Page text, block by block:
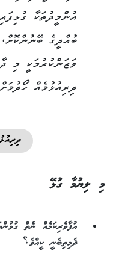
އުންމީދުތަކާ
ބުއްދީގެ
ވަޒަންކުރުމަކީ މި
ދިރިއުޅުމެއް
މި ލިޔުމާ ގުޅޭ
އުފާވެރިކަމެއް ނެތް
ދެމިތިބެނީ ކީއްވެ؟